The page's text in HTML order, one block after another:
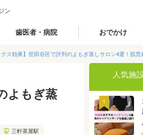
ン
歯医者・病院 おでかけ
クス効果】世田谷区で評判のよもぎ蒸しサロン4選！肌荒
よもぎ蒸
三軒茶屋駅
人気施
1